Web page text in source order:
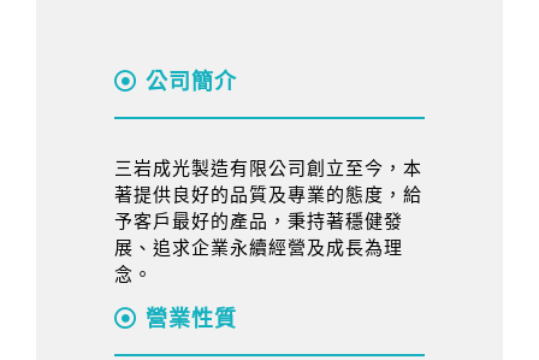
公司簡介
三岩成光製造有限公司創立至今，本
著提供良好的品質及專業的態度，給
予客戶最好的產品，秉持著穩健發
展、追求企業永續經營及成長為理
念。
營業性質